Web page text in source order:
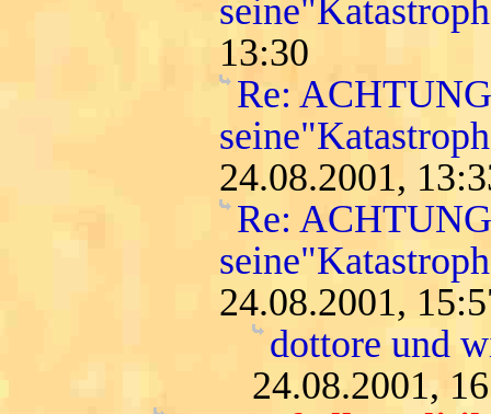
13:30
Re:
24.08.2001,
Re:
24.08.2001,
dottore und
24.08.2001,